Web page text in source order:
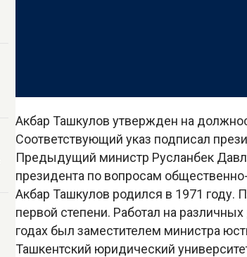
Акбар Ташкулов утвержден на
Соответствующий указ подписал
Предыдущий министр Русланбек
президента по вопросам
Акбар Ташкулов родился в 1971 году.
первой степени. Работал на
годах был заместителем министра
Ташкентский юридический